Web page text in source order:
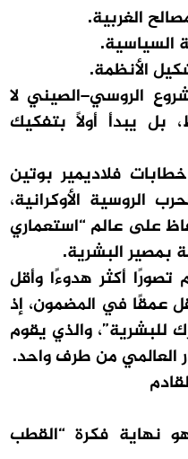
الغربية.
السياسية.
الأنظمة.
الروسي–الصيني لا
بل يبدأ أولًا بتفكيك
فلاديمير بوتين
الروسية الأوكرانية،
على عالم “استعماري
بمصير البشرية.
أكثر هدوءًا وأقل
عمقًا في المضمون، إذ
للبشرية”، والذي يقوم
العالمي من طرف واحد.
نهاية فكرة “القطب